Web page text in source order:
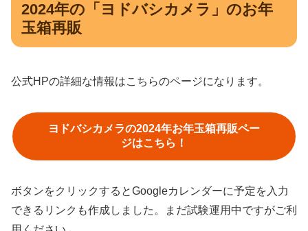
2024年の「ヨドバシカメラ」のお年
玉箱再販
公式HPの詳細な情報はこちらのページになります。
ヨドバシカメラの2024年お年玉箱再販ペー
ジはこちら！
ボタンをクリックするとGoogleカレンダーに予定を入力
できるリンクも作成しました。まだ試験運用中ですがご利